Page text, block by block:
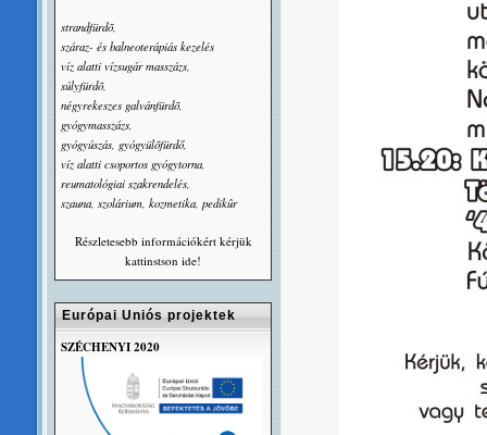
strandfürdõ,
száraz- és balneoterápiás kezelés
víz alatti vízsugár masszázs,
súlyfürdõ,
négyrekeszes galvánfürdõ,
gyógymasszázs,
gyógyúszás, gyógyülõfürdő,
víz alatti csoportos gyógytorna,
reumatológiai szakrendelés,
szauna, szolárium, kozmetika, pedikûr
Részletesebb információkért kérjük
kattinstson ide!
Európai Uniós projektek
SZÉCHENYI 2020